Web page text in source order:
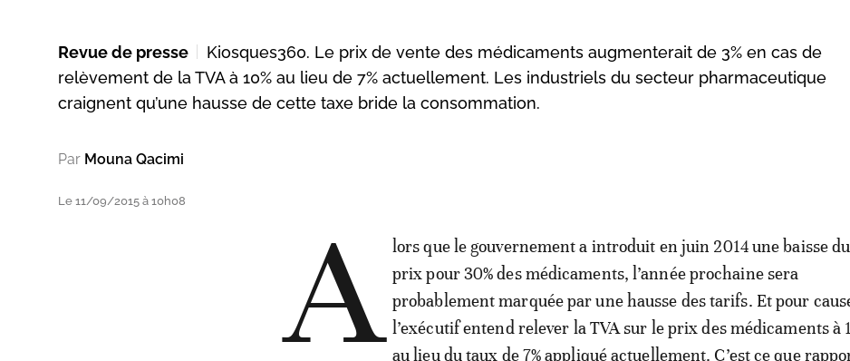
Revue de presse
Kiosques360. Le prix de vente des médicaments augmenterait de 3% en cas de
relèvement de la TVA à 10% au lieu de 7% actuellement. Les industriels du secteur pharmaceutique
craignent qu’une hausse de cette taxe bride la consommation.
Par Mouna Qacimi
Le 11/09/2015 à 10h08 A lors que le gouvernement a introduit en juin 2014 une baisse du
prix pour 30% des médicaments, l’année prochaine sera
probablement marquée par une hausse des tarifs. Et pour
l’exécutif entend relever la TVA sur le prix des médicaments à
au lieu du taux de 7% appliqué actuellement. C’est ce que